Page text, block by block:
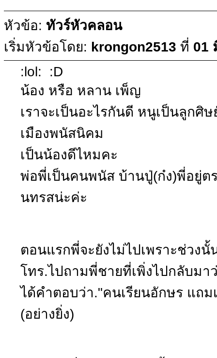
หัวข้อ: ทัวร์หัวคลอน
เริ่มหัวข้อโดย: krongon2513 ที่ 01
:lol: :D
น้อง หรือ หลาน เพ็ญ
เราจะเป็นอะไรกันดี หนูเป็นลูกศิ
เมืองพนัสนิคม
เป็นน้องดีไหมคะ
พ่อพี่เป็นคนพนัส บ้านปู่(ก๋ง)พี่อยู่ต
นทรสน่ะค่ะ
ตอนแรกพี่จะยังไม่ไปเพราะช่วงนั้
โทร.ไปถามพี่ชายที่เพิ่งไปกลับมา
ได้คำตอบว่า."คนเรียนอักษร แถ
(อย่างยิ่ง)